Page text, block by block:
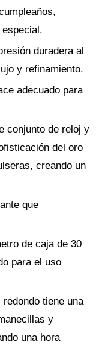
duradera al
y refinamiento.
adecuado para
conjunto de reloj y
del oro
creando un
que
de caja de 30
para el uso
redondo tiene una
y
una hora